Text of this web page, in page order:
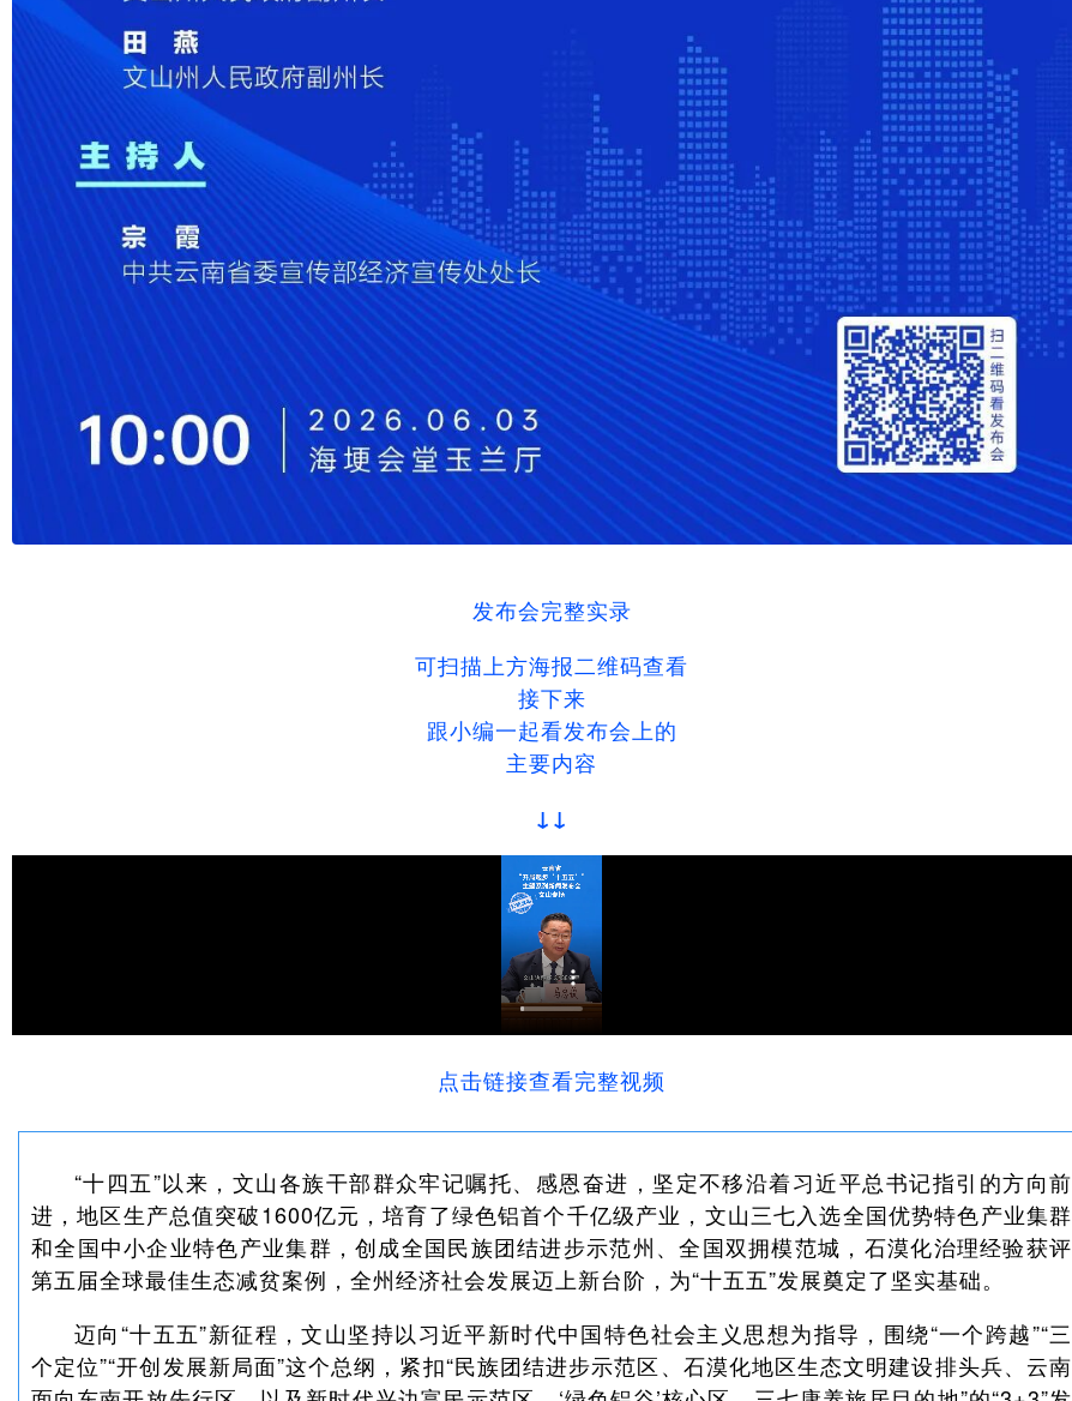
发布会完整实录
可扫描上方海报二维码查看
接下来
跟小编一起看发布会上的
主要内容
↓↓
点击链接查看完整视频
“十四五”以来，文山各族干部群众牢记嘱托、感恩奋进，坚定不移沿着习近平总书记指引的方向前
进，地区生产总值突破1600亿元，培育了绿色铝首个千亿级产业，文山三七入选全国优势特色产业集群
和全国中小企业特色产业集群，创成全国民族团结进步示范州、全国双拥模范城，石漠化治理经验获评
第五届全球最佳生态减贫案例，全州经济社会发展迈上新台阶，为“十五五”发展奠定了坚实基础。
迈向“十五五”新征程，文山坚持以习近平新时代中国特色社会主义思想为指导，围绕“一个跨越”“三
个定位”“开创发展新局面”这个总纲，紧扣“民族团结进步示范区、石漠化地区生态文明建设排头兵、云南